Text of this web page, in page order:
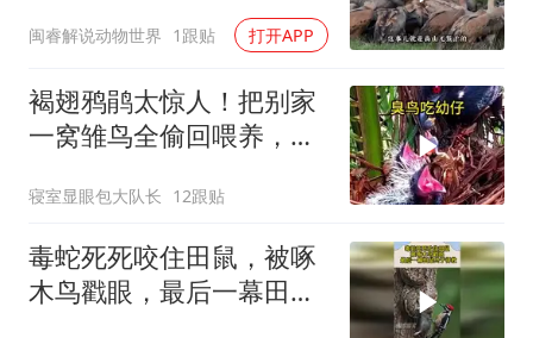
闽睿解说动物世界 1跟贴 打开APP
褐翅鸦鹃太惊人！把别家
一窝雏鸟全偷回喂养，自
寝室显眼包大队长 12跟贴
毒蛇死死咬住田鼠，被啄
木鸟戳眼，最后一幕田鼠